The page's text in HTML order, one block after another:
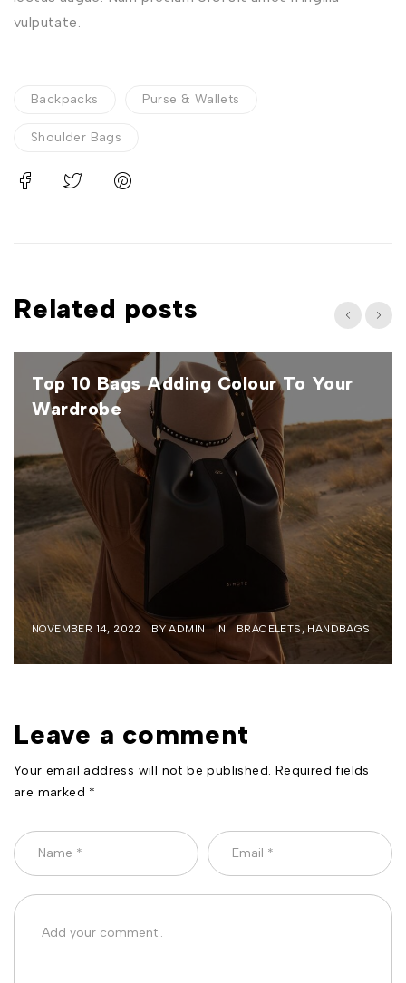
vulputate.
Backpacks Purse & Wallets
Shoulder Bags
Related posts
Top 10 Bags Adding Colour To Your
Wardrobe
NOVEMBER 14, 2022 BY ADMIN IN BRACELETS HANDBAGS
Leave a comment
Your email address will not be published. Required fields
are marked *